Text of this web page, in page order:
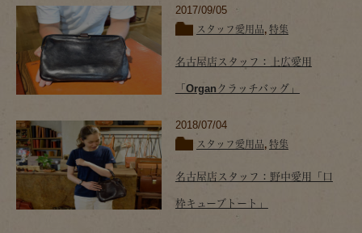
2017/09/05
スタッフ愛用品, 特集
名古屋店スタッフ：上広愛用
「Organクラッチバッグ」
2018/07/04
スタッフ愛用品, 特集
名古屋店スタッフ：野中愛用「口
枠キューブトート」